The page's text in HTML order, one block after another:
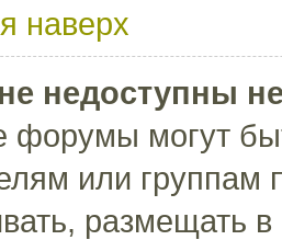
наверх
недоступны
форумы могут
или группам
размещать